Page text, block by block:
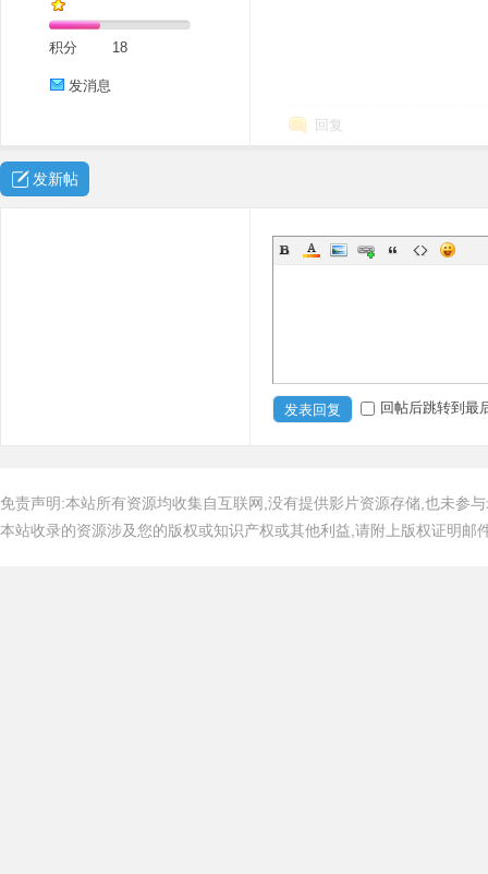
积分 18
发消息
回复
发新帖
发表回复 回帖后跳转到最
免责声明:本站所有资源均收集自互联网,没有提供影片资源存储,也未参
本站收录的资源涉及您的版权或知识产权或其他利益,请附上版权证明